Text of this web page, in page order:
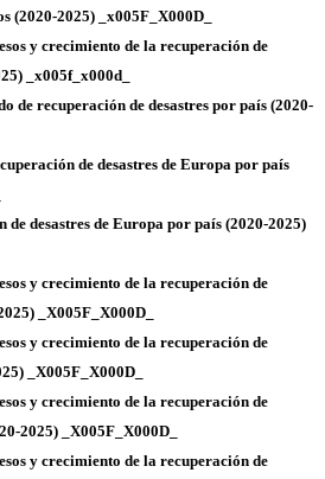
(2020-2025) _x005F_X000D_
y crecimiento de la recuperación de
_x005f_x000d_
de recuperación de desastres por país (2020-
de desastres de Europa por país
de desastres de Europa por país (2020-2025)
y crecimiento de la recuperación de
_X005F_X000D_
y crecimiento de la recuperación de
_X005F_X000D_
y crecimiento de la recuperación de
2025) _X005F_X000D_
y crecimiento de la recuperación de